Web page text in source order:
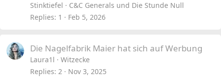
Stinktiefel
C&C Generals und Die Stunde Null
Replies 1 Feb 5, 2026
Die Nagelfabrik Maier hat sich auf Werbung
Laura1l
Witzecke
Replies 2 Nov 3, 2025